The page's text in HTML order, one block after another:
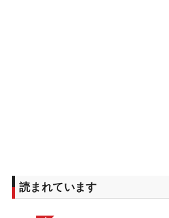
読まれています